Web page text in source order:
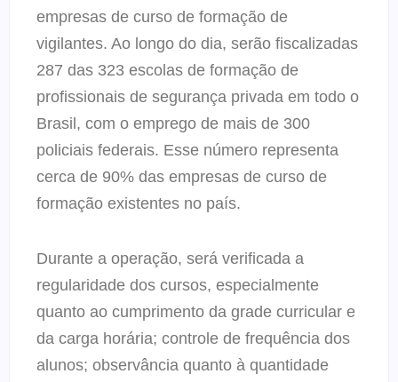
empresas de curso de formação de
vigilantes. Ao longo do dia, serão fiscalizadas
287 das 323 escolas de formação de
profissionais de segurança privada em todo o
Brasil, com o emprego de mais de 300
policiais federais. Esse número representa
cerca de 90% das empresas de curso de
formação existentes no país.
Durante a operação, será verificada a
regularidade dos cursos, especialmente
quanto ao cumprimento da grade curricular e
da carga horária; controle de frequência dos
alunos; observância quanto à quantidade